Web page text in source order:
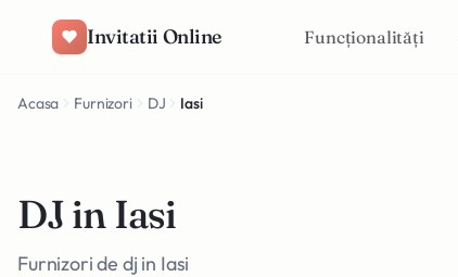
Invitatii Online Funcționalități
Acasa Furnizori DJ Iasi
DJ in Iasi
Furnizori de dj in Iasi